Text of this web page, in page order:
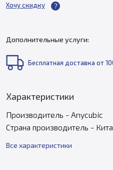
Хочу скидку
Дополнительные услуги:
Бесплатная доставка от
Характеристики
Производитель - Anycubic
Страна производитель -
Все характеристики